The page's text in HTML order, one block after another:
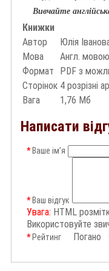
Вивчайте
Книжки
Автор
Юлія
Мова
Англ. мовою
Формат
PDF з
Сторінок 4 розрізні
Вага
1,76 Мб
Написати
Ваше ім’я
Ваш відгук
Увага: HTML
Використовуйте
Рейтинг Погано